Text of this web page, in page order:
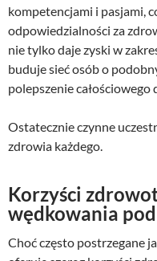
kompetencjami i pasjami,
odpowiedzialności za
nie tylko daje zyski w
buduje sieć osób o
polepszenie
Ostatecznie czynne
zdrowia każdego.
Korzyści
wędkowania
Choć często postrzegane